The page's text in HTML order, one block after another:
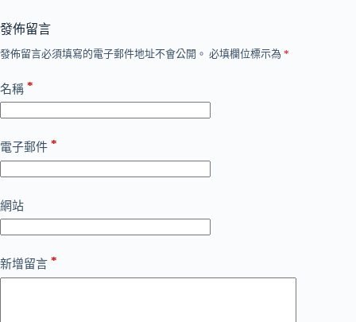
發佈留言
發佈留言必須填寫的電子郵件地址不會公開。 必填欄位標示為 *
名稱 *
電子郵件 *
網站
新增留言 *